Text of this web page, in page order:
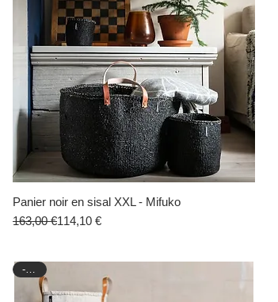
Aperçu rapide
Panier noir en sisal XXL - Mifuko
Prix original
163,00 €
Prix promotionnel
114,10 €